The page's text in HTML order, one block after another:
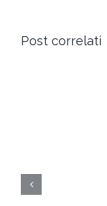
Post correlati